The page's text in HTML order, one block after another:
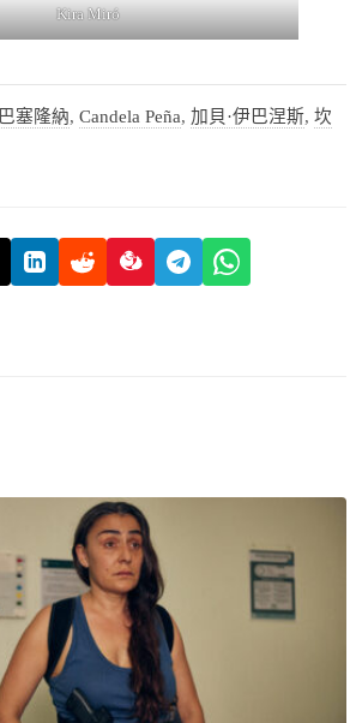
Kira Miró
巴塞隆納,Candela Peña,加貝·伊巴涅斯,坎